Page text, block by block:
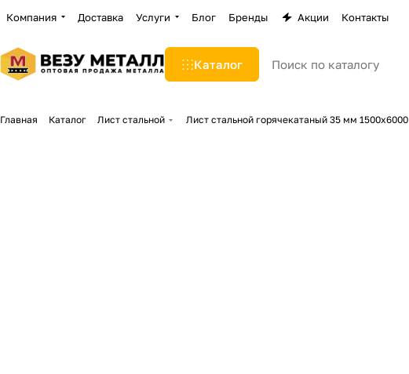
Компания Доставка Услуги Блог Бренды Акции Контакты
Каталог
Главная Каталог Лист стальной Лист стальной горячекатаный 35 мм 1500х6000